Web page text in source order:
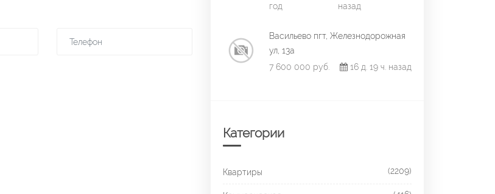
год
назад
Васильево пгт, Железнодорожная
ул, 13а
7 600 000 руб.
16 д. 19 ч. назад
Категории
Квартиры (2209)